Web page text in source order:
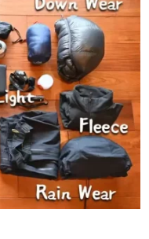
要な衣料品とプラ
ト（【衣】＋α）